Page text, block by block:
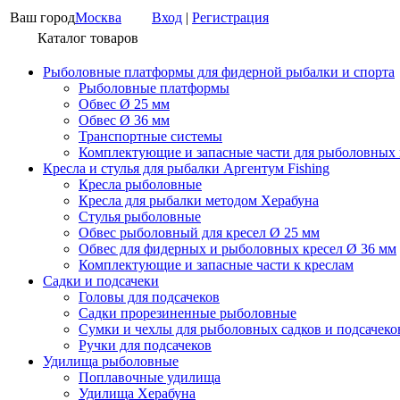
Ваш городМосква Вход | Регистрация
Каталог товаров
Рыболовные платформы для фидерной рыбалки и спорта
Рыболовные платформы
Обвес Ø 25 мм
Обвес Ø 36 мм
Транспортные системы
Комплектующие и запасные части для рыболовных
Кресла и стулья для рыбалки Аргентум Fishing
Кресла рыболовные
Кресла для рыбалки методом Херабуна
Стулья рыболовные
Обвес рыболовный для кресел Ø 25 мм
Обвес для фидерных и рыболовных кресел Ø 36 мм
Комплектующие и запасные части к креслам
Садки и подсачеки
Головы для подсачеков
Садки прорезиненные рыболовные
Сумки и чехлы для рыболовных садков и
Ручки для подсачеков
Удилища рыболовные
Поплавочные удилища
Удилища Херабуна